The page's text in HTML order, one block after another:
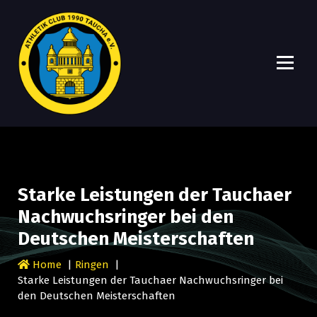
A
9
9
0
T
a
u
Starke Leistungen der Tauchaer
Nachwuchsringer bei den
Deutschen Meisterschaften
Home | Ringen |
Starke Leistungen der Tauchaer Nachwuchsringer bei
den Deutschen Meisterschaften